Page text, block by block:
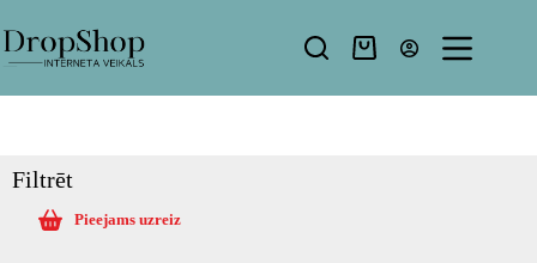
Filtrēt
Pieejams uzreiz